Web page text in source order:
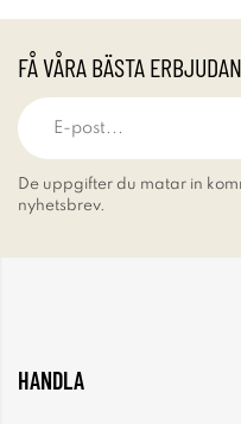
FÅ VÅRA BÄSTA
De uppgifter du matar in
nyhetsbrev.
HANDLA